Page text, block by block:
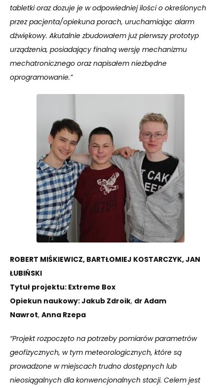
tabletki oraz dozuje je w odpowiedniej ilości o określonych
przez pacjenta/opiekuna porach, uruchamiając alarm
dźwiękowy. Akutalnie zbudowałem już pierwszy prototyp
urządzenia, posiadający finalną wersję mechanizmu
mechatronicznego oraz napisałem niezbędne
oprogramowanie.”
ROBERT MIŚKIEWICZ, BARTŁOMIEJ KOSTARCZYK, JAN
ŁUBIŃSKI
Tytuł projektu: Extreme Box
Opiekun naukowy: Jakub Zdroik, dr Adam
Nawrot, Anna Rzepa
“Projekt rozpoczęto na potrzeby pomiarów parametrów
geofizycznych, w tym meteorologicznych, które są
prowadzone w miejscach trudno dostępnych lub
nieosiągalnych dla konwencjonalnych stacji. Celem jest